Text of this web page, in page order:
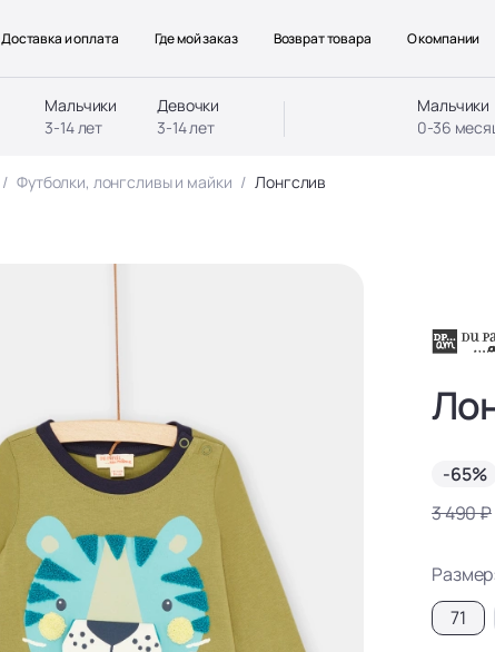
Мальчики
3-14 лет
Девочки
3-14 лет
Мальчики
0-36
Доставка и оплата Где мой заказ Возврат товара О компании
Футболки, лонгсливы и майки Лонгслив
-65%
3 490 ₽
Размер:
71